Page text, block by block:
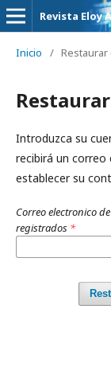
Revista Eloy
Inicio / Restaurar
Introduzca su
recibirá un correo
establecer su
Correo electronico
registrados *